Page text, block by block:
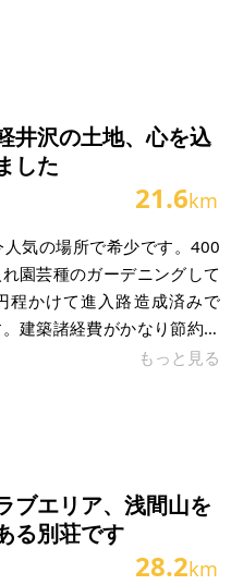
用がかかるのではないかと
思います、管理会社に問い合わせください） 管理費：3
井沢の土地、心を込
した
21.6km
気の場所で希少です。400
園芸種のガーデニングして
程かけて進入路造成済みで
建築諸経費がかなり節約出
を理解して頂けたら嬉しい
地が大きいためプライベー
※土地の
もっと見る
ブエリア、浅間山を
る別荘です
28.2km